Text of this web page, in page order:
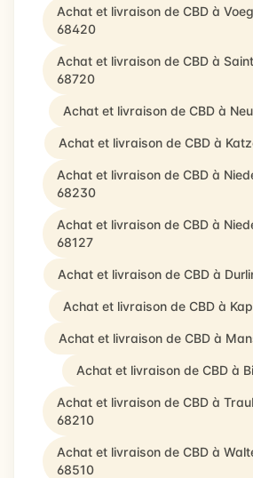
Achat et livraison de CBD à
68420
Achat et livraison de CBD à
68720
Achat et livraison de CBD à
Achat et livraison de CBD à
Achat et livraison de CBD à
68230
Achat et livraison de CBD à
68127
Achat et livraison de CBD à
Achat et livraison de CBD à
Achat et livraison de CBD à
Achat et livraison de CBD à
Achat et livraison de CBD à
68210
Achat et livraison de CBD à
68510